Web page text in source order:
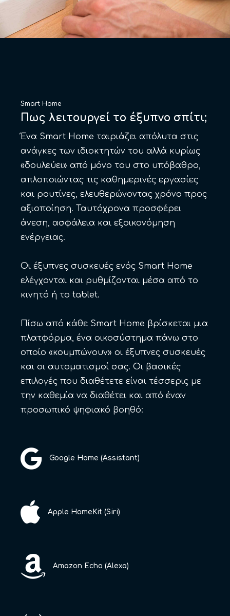
Smart Home
Πως λειτουργεί το έξυπνο σπίτι;
Ένα Smart Home ταιριάζει απόλυτα στις
ανάγκες των ιδιοκτητών του αλλά κυρίως
«δουλεύει» από μόνο του στο υπόβαθρο,
απλοποιώντας τις καθημερινές εργασίες
και ρουτίνες, ελευθερώνοντας χρόνο προς
αξιοποίηση. Ταυτόχρονα προσφέρει
άνεση, ασφάλεια και εξοικονόμηση
ενέργειας.
Οι έξυπνες συσκευές ενός Smart Home
ελέγχονται και ρυθμίζονται μέσα από το
κινητό ή το tablet.
Πίσω από κάθε Smart Home βρίσκεται μια
πλατφόρμα, ένα οικοσύστημα πάνω στο
οποίο «κουμπώνουν» οι έξυπνες συσκευές
και οι αυτοματισμοί σας. Οι βασικές
επιλογές που διαθέτετε είναι τέσσερις με
την καθεμία να διαθέτει και από έναν
προσωπικό ψηφιακό βοηθό:
Google Home (Assistant)
Apple HomeKit (Siri)
Amazon Echo (Alexa)